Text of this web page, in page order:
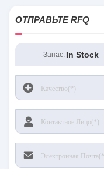
ОТПРАВЬТЕ RFQ
Запас: In Stock